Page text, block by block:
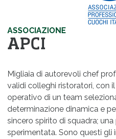
ASSOCIAZIONE
APCI
Migliaia di autorevoli chef
validi colleghi ristoratori, con
operativo di un team
determinazione dinamica e
sincero spirito di squadra;
sperimentata. Sono questi gli